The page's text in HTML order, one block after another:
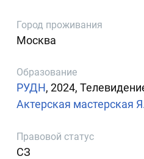
Город проживания
Москва
Образование
РУДН, 2024,
Актерская мастерская
Правовой статус
СЗ